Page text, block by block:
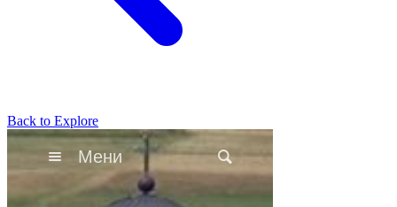
Back to Explore